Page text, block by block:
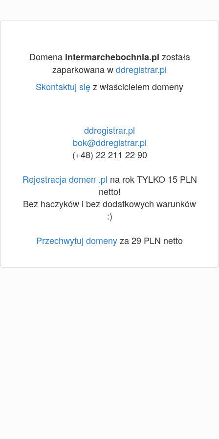
Domena intermarchebochnia.pl została
zaparkowana wddregistrar.pl
Skontaktuj sięz właścicielem domeny
ddregistrar.pl
bok@ddregistrar.pl
(+48) 22 211 22 90
Rejestracja domen .pl na rok TYLKO 15 PLN
netto!
Bez haczyków i bez dodatkowych warunków
:)
Przechwytuj domenyza 29 PLN netto